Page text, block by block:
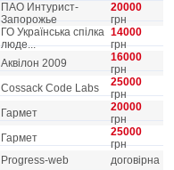
ПАО Интурист-
Запорожье
20000
грн
ГО Українська спілка
люде...
14000
грн
Аквілон 2009
16000
грн
Cossack Code Labs
25000
грн
Гармет
20000
грн
Гармет
25000
грн
Progress-web
договірна